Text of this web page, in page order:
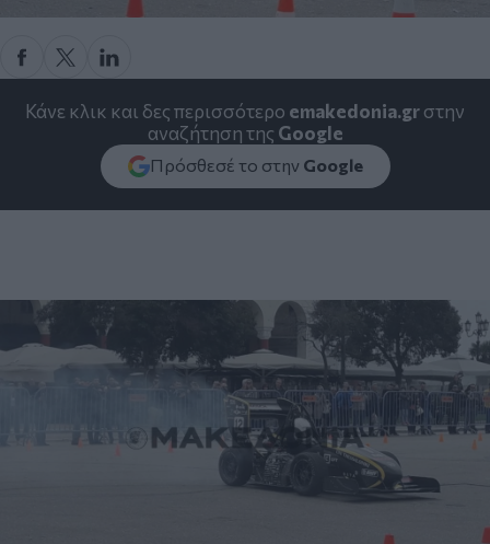
Κάνε κλικ και δες περισσότερο emakedonia.grστην
αναζήτηση της Google
Πρόσθεσέ το στην Google